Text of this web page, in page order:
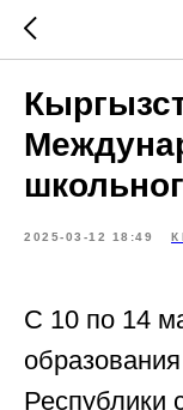
2025-03-12 18:49
С 10 по 14
Республики